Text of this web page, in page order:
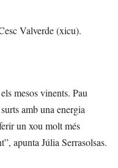
Valverde (xicu).
mesos vinents. Pau
amb una energia
un xou molt més
apunta Júlia Serrasolsas.